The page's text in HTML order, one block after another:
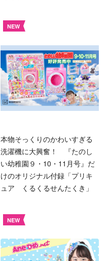
NEW
本物そっくりのかわいすぎる
洗濯機に大興奮！ 『たのし
い幼稚園９・10・11月号』だ
けのオリジナル付録「プリキ
ュア くるくるせんたくき」
NEW